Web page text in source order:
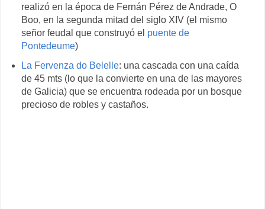
realizó en la época de Fernán Pérez de Andrade, O
Boo, en la segunda mitad del siglo XIV (el mismo
señor feudal que construyó el puente de
Pontedeume)
La Fervenza do Belelle: una cascada con una caída
de 45 mts (lo que la convierte en una de las mayores
de Galicia) que se encuentra rodeada por un bosque
precioso de robles y castaños.